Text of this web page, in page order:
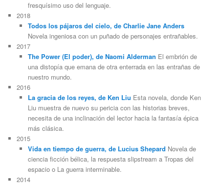
fresquísimo uso del lenguaje.
2018
Todos los pájaros del cielo, de Charlie Jane Anders
Novela ingeniosa con un puñado de personajes entrañables.
2017
The Power (El poder), de Naomi Alderman El embrión de
una distopía que emana de otra enterrada en las entrañas de
nuestro mundo.
2016
La gracia de los reyes, de Ken Liu Esta novela, donde Ken
Liu muestra de nuevo su pericia con las historias breves,
necesita de una inclinación del lector hacia la fantasía épica
más clásica.
2015
Vida en tiempo de guerra, de Lucius Shepard Novela de
ciencia ficción bélica, la respuesta slipstream a Tropas del
espacio o La guerra interminable.
2014